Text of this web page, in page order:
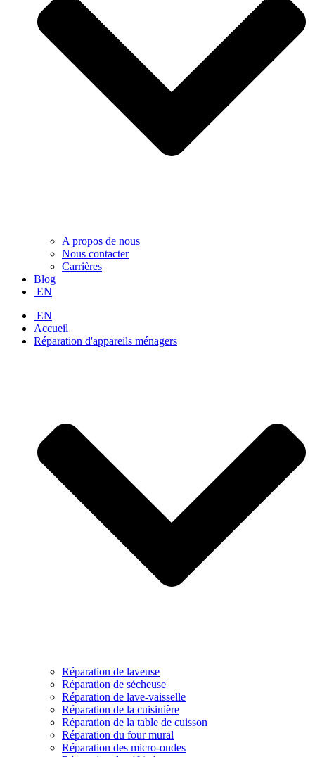
A propos de nous
Nous contacter
Carrières
Blog
EN
EN
Accueil
Réparation d'appareils ménagers
Réparation de laveuse
Réparation de sécheuse
Réparation de lave-vaisselle
Réparation de la cuisinière
Réparation de la table de cuisson
Réparation du four mural
Réparation des micro-ondes